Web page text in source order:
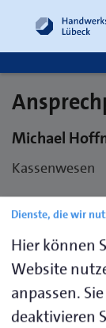
Suche
Michael
Kassenwesen
Telefon 0451
Dienste, die wir
Hier können
Website
anpassen.
deaktivieren